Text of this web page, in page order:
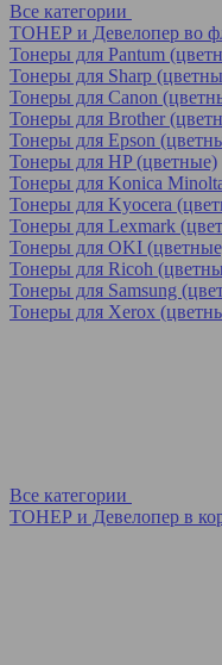
Все категории
ТОНЕР и Девелопер во
Тонеры для Pantum
Тонеры для Sharp
Тонеры для Canon
Тонеры для Brother
Тонеры для Epson
Тонеры для HP (цветные)
Тонеры для Konica
Тонеры для Kyocera
Тонеры для Lexmark
Тонеры для OKI
Тонеры для Ricoh
Тонеры для Samsung
Тонеры для Xerox
Все категории
ТОНЕР и Девелопер в